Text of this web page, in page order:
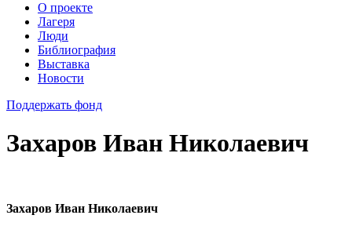
О проекте
Лагеря
Люди
Библиография
Выставка
Новости
Поддержать фонд
Захаров Иван Николаевич
Захаров Иван Николаевич